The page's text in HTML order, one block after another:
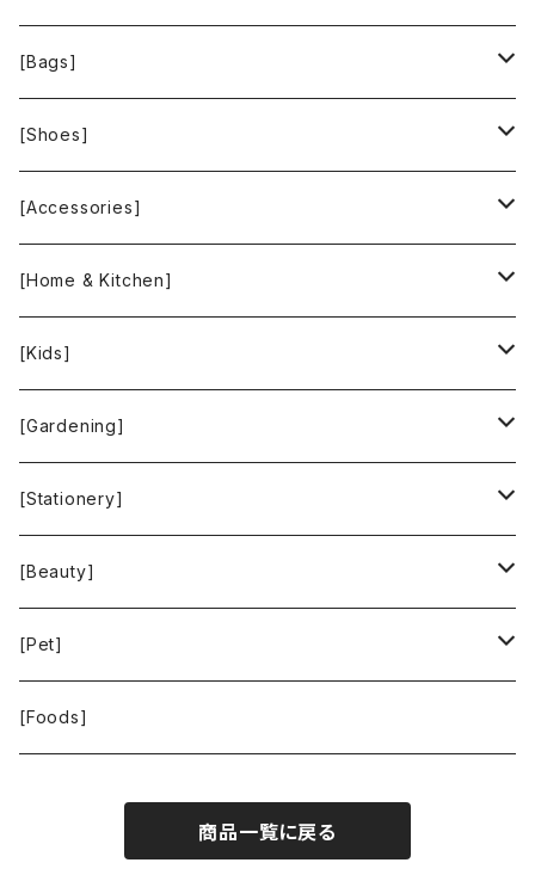
Krochet Kids International
[Bags]
BAGGU
FOOD TEXTILE
INCASE
People Tree
[Shoes]
TOMS
[Accessories]
ALEX AND ANI
Feliz
Green Time
SKY LIMIT
KUSKA
[Home & Kitchen]
Bee Eco Wraps
CLOUDY
Francis+Dale
KAFFEEFORM
La Bontazza
THE TOKYO CORK
24BOTTLES
[Kids]
Mastro Geppetto
[Gardening]
gardens
If You Care
Root Pouch
URBAN GREEN MAKERS
[Stationery]
MOTHER FOREST
[Beauty]
STOP THE WATER WHILE USING ME!
[Pet]
WOLFGANG MAN ＆ BEAST
[Foods]
商品一覧に戻る